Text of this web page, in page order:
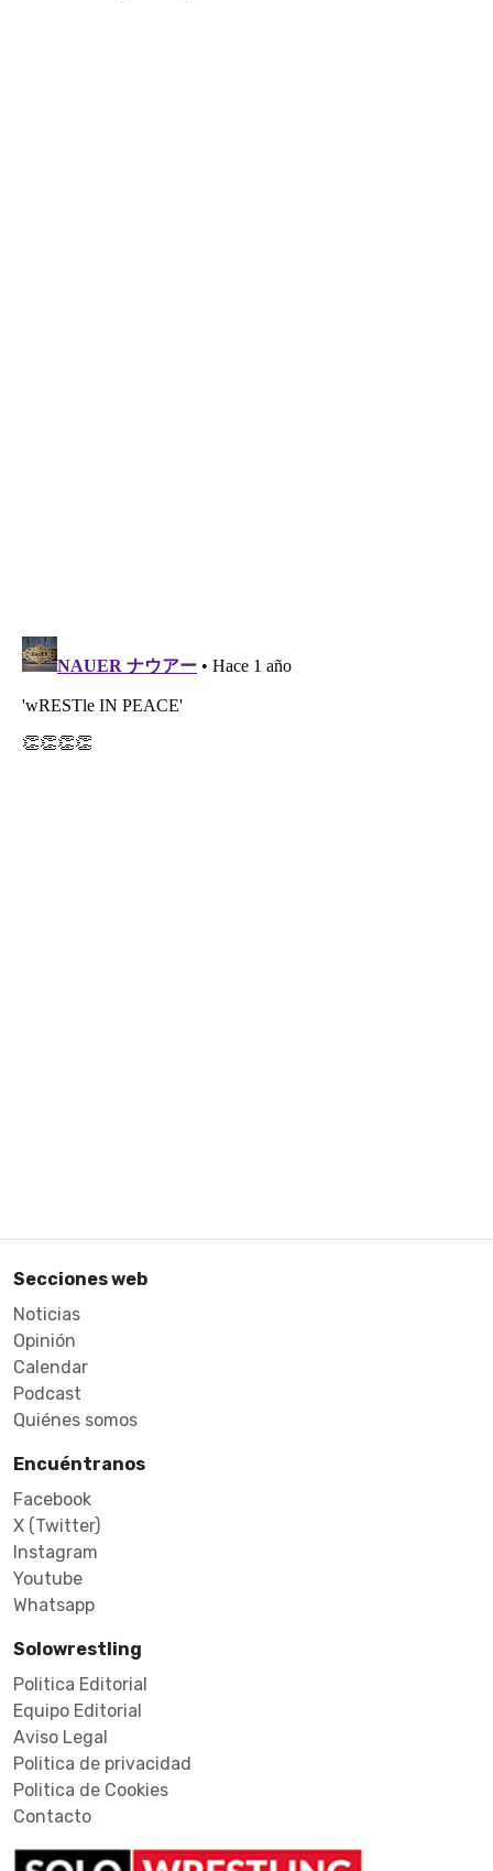
Secciones web
Noticias
Opinión
Calendar
Podcast
Quiénes somos
Encuéntranos
Facebook
X (Twitter)
Instagram
Youtube
Whatsapp
Solowrestling
Politica Editorial
Equipo Editorial
Aviso Legal
Politica de privacidad
Politica de Cookies
Contacto